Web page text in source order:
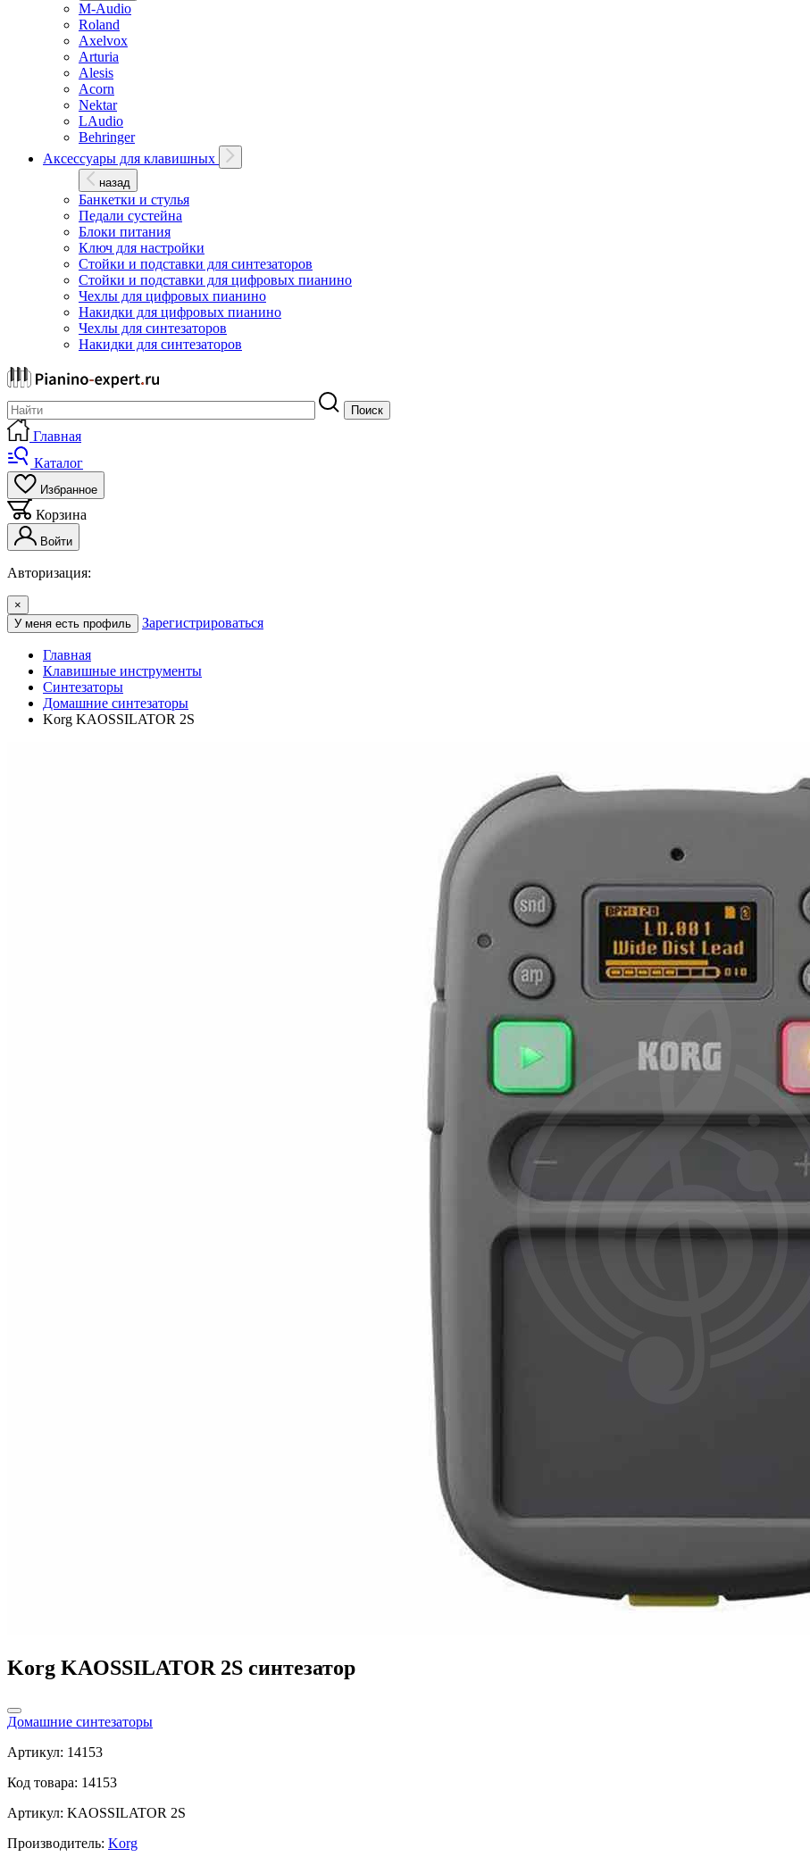
M-Audio
Roland
Axelvox
Arturia
Alesis
Acorn
Nektar
LAudio
Behringer
Аксессуары для клавишных
назад
Банкетки и стулья
Педали сустейна
Блоки питания
Ключ для настройки
Стойки и подставки для синтезаторов
Стойки и подставки для цифровых пианино
Чехлы для цифровых пианино
Накидки для цифровых пианино
Чехлы для синтезаторов
Накидки для синтезаторов
Поиск
Главная
Каталог
Избранное
Корзина
Войти
Авторизация:
×
У меня есть профиль
Зарегистрироваться
Главная
Клавишные инструменты
Синтезаторы
Домашние синтезаторы
Korg KAOSSILATOR 2S
Korg KAOSSILATOR 2S синтезатор
Домашние синтезаторы
Артикул: 14153
Код товара: 14153
Артикул: KAOSSILATOR 2S
Производитель: Korg